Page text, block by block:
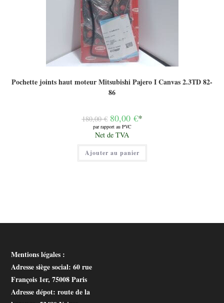
Pochette joints haut moteur Mitsubishi Pajero I Canvas 2.3TD 82-
86
180,00€ Le
prix
initial
était :
180,00 €.
80,00 €*
par rapport au PVC
Le
prix
actuel
est :
80,00 €.
Net de TVA
Ajouter au panier
Mentions légales :
Adresse siège social: 60 rue
François 1er, 75008 Paris
Adresse dépot: route de la